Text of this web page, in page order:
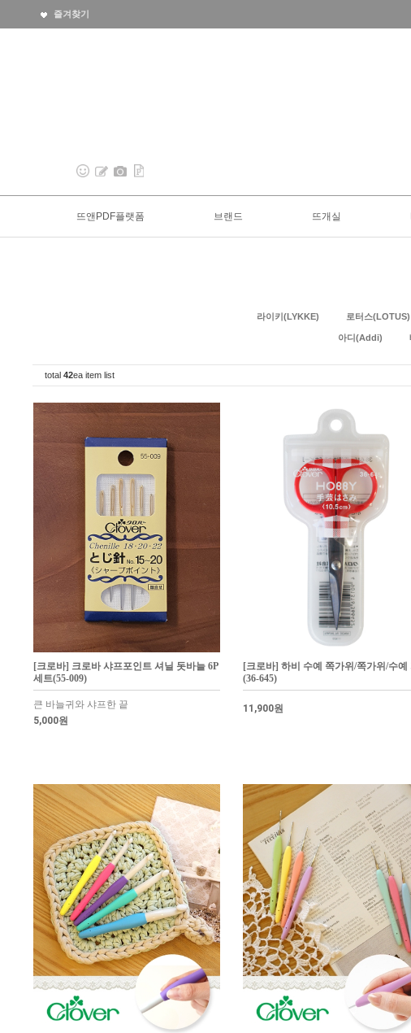
즐겨찾기
뜨앤PDF플랫폼 브랜드 뜨개실
라이키(LYKKE) 로터스(LOTUS)
아디(Addi)
total 42ea item list
[크로바] 크로바 샤프포인트 셔닐 돗바늘 6P
세트(55-009)
큰 바늘귀와 샤프한 끝
5,000원
[크로바] 하비 수예 쪽가위/쪽가위/수예
(36-645)
11,900원